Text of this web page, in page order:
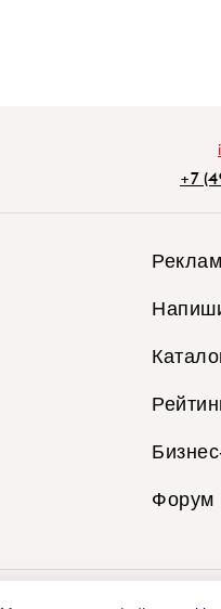
+7
Форум